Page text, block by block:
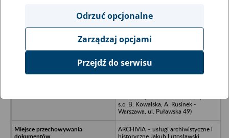
Ukryj wszystkie pozycje bazy
Bogumiła Kowalska AVAL Bogumiła
s.c. B. Kowalska, A. Rusinek -
Warszawa, ul. Puławska 49)
ARCHIVIA – usługi archiwistyczne i
historyczne Jakub Lutosławski,
Odrzuć opcjonalne
Zarządzaj opcjami
Przejdź do serwisu